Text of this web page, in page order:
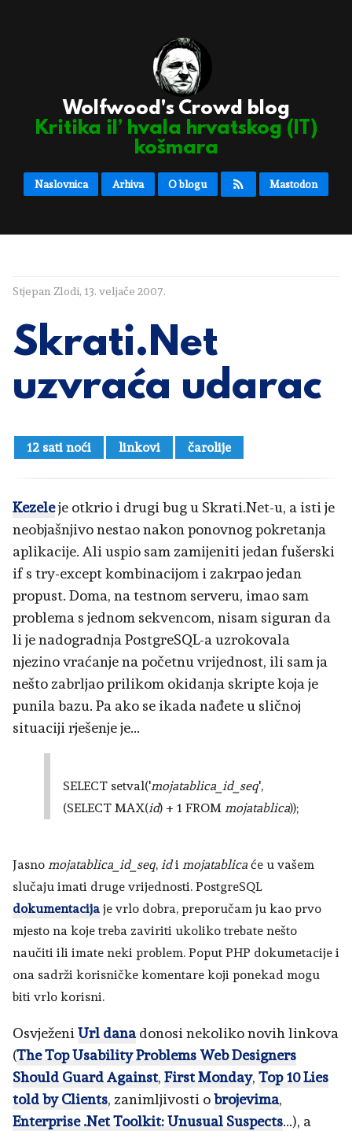
Wolfwood's Crowd blog
Kritika il’ hvala hrvatskog (IT)
košmara
Naslovnica Arhiva O blogu Mastodon
Stjepan Zlodi, 13. veljače 2007.
Skrati.Net
uzvraća udarac
12 sati noći linkovi čarolije
Kezeleje otkrio i drugi bug u Skrati.Net-u, a isti je
neobjašnjivo nestao nakon ponovnog pokretanja
aplikacije. Ali uspio sam zamijeniti jedan fušerski
if s try-except kombinacijom i zakrpao jedan
propust. Doma, na testnom serveru, imao sam
problema s jednom sekvencom, nisam siguran da
li je nadogradnja PostgreSQL-a uzrokovala
njezino vraćanje na početnu vrijednost, ili sam ja
nešto zabrljao prilikom okidanja skripte koja je
punila bazu. Pa ako se ikada nađete u sličnoj
situaciji rješenje je...
SELECT setval('mojatablica_id_seq',
(SELECT MAX(id) + 1 FROM mojatablica));
Jasno mojatablica_id_seq, idi mojatablica će u vašem
slučaju imati druge vrijednosti. PostgreSQL
dokumentacija je vrlo dobra, preporučam ju kao prvo
mjesto na koje treba zaviriti ukoliko trebate nešto
naučiti ili imate neki problem. Poput PHP dokumetacije i
ona sadrži korisničke komentare koji ponekad mogu
biti vrlo korisni.
OsvježeniUrl danadonosi nekoliko novih linkova
(The Top Usability Problems Web Designers
Should Guard Against, First Monday, Top 10 Lies
told by Clients, zanimljivosti obrojevima,
Enterprise .Net Toolkit: Unusual Suspects...), a